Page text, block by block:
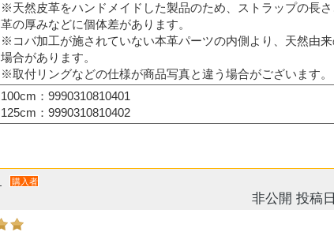
※天然皮革をハンドメイドした製品のため、ストラップの長さ
革の厚みなどに個体差があります。
※コバ加工が施されていない本革パーツの内側より、天然由
場合があります。
※取付リングなどの仕様が商品写真と違う場合がございます。
100cm：9990310810401
125cm：9990310810402
購入者
非公開 投稿